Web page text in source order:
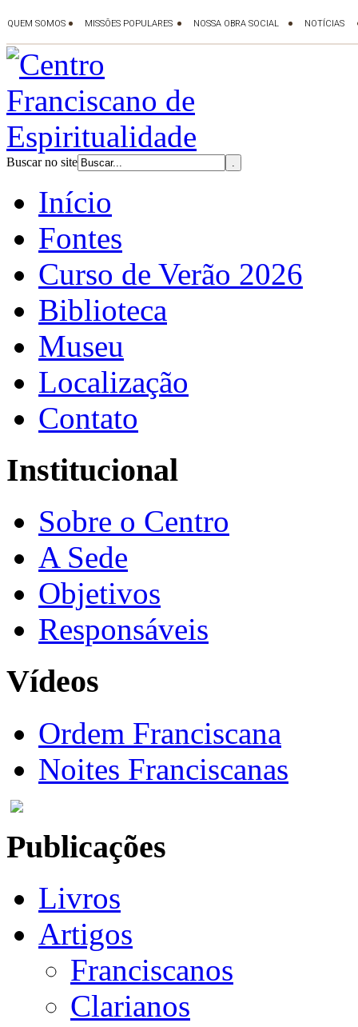
Buscar no site
Início
Fontes
Curso de Verão 2026
Biblioteca
Museu
Localização
Contato
Institucional
Sobre o Centro
A Sede
Objetivos
Responsáveis
Vídeos
Ordem Franciscana
Noites Franciscanas
Publicações
Livros
Artigos
Franciscanos
Clarianos